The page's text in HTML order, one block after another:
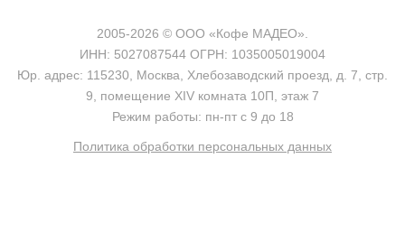
2005-2026 © ООО «Кофе МАДЕО».
ИНН: 5027087544 ОГРН: 1035005019004
Юр. адрес: 115230, Москва, Хлебозаводский проезд, д. 7, стр.
9, помещение XIV комната 10П, этаж 7
Режим работы: пн-пт с 9 до 18
Политика обработки персональных данных